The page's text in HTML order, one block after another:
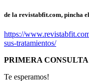
de la revistabfit.com, pincha
https://
sus-tratamientos/
PRIMERA
Te esperamos!